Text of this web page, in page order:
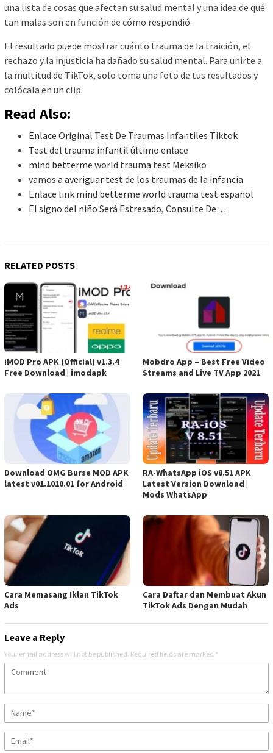
una lista de cosas que afectan su salud mental y una idea de qué
tan malas son en función de cómo respondió.
El resultado puede mostrar cuánto trauma de la traición, el
rechazo y la injusticia ha dañado su salud mental. Para unirte a
la multitud de TikTok, solo toma una foto de tus resultados y
colócala en un clip.
Read Also:
Enlace Original Test De Traumas Infantiles Tiktok
Test del trauma infantil último enlace
mind betterme world trauma test Meksiko
vamos a averiguar test de los traumas de la infancia
Enlace link mind betterme world trauma test español
El signo del niño Será Estresado, Consulte De…
RELATED POSTS
iMOD Pro APK (Official) v1.3.4
Free Download | imodapk
Mobdro App – Best Free Video
Streams and Live TV App 2021
Download OMG Burse MOD APK
latest v01.1010.01 for Android
RA-WhatsApp iOS v8.51 APK
Latest Version Download |
Mods WhatsApp
Cara Memasang Iklan TikTok
Ads
Cara Daftar dan Membuat Akun
TikTok Ads Dengan Mudah
Leave a Reply
Your email address will not be published. Required fields are marked *